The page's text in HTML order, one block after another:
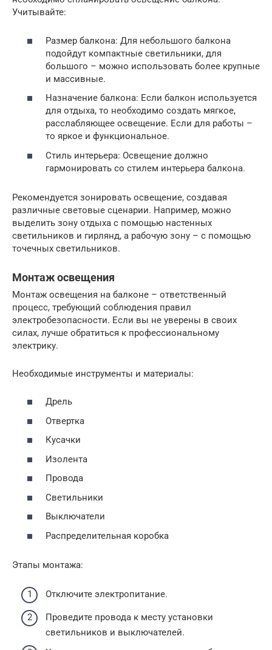
Учитывайте:
Размер балкона: Для небольшого балкона
подойдут компактные светильники, для
большого – можно использовать более крупные
и массивные.
Назначение балкона: Если балкон используется
для отдыха, то необходимо создать мягкое,
расслабляющее освещение. Если для работы –
то яркое и функциональное.
Стиль интерьера: Освещение должно
гармонировать со стилем интерьера балкона.
Рекомендуется зонировать освещение, создавая
различные световые сценарии. Например, можно
выделить зону отдыха с помощью настенных
светильников и гирлянд, а рабочую зону – с помощью
точечных светильников.
Монтаж освещения
Монтаж освещения на балконе – ответственный
процесс, требующий соблюдения правил
электробезопасности. Если вы не уверены в своих
силах, лучше обратиться к профессиональному
электрику.
Необходимые инструменты и материалы:
Дрель
Отвертка
Кусачки
Изолента
Провода
Светильники
Выключатели
Распределительная коробка
Этапы монтажа:
Отключите электропитание.
Проведите провода к месту установки
светильников и выключателей.